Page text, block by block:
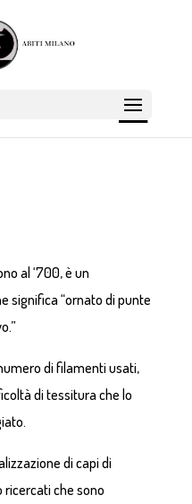
al ‘700, è un
significa “ornato di punte
di filamenti usati,
di tessitura che lo
di capi di
che sono